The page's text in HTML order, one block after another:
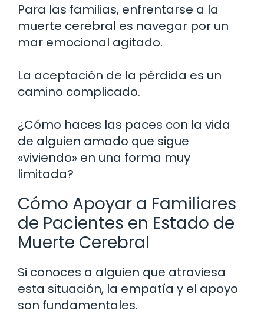
Para las familias, enfrentarse a la
muerte cerebral es navegar por un
mar emocional agitado.
La aceptación de la pérdida es un
camino complicado.
¿Cómo haces las paces con la vida
de alguien amado que sigue
«viviendo» en una forma muy
limitada?
Cómo Apoyar a Familiares
de Pacientes en Estado de
Muerte Cerebral
Si conoces a alguien que atraviesa
esta situación, la empatía y el apoyo
son fundamentales.